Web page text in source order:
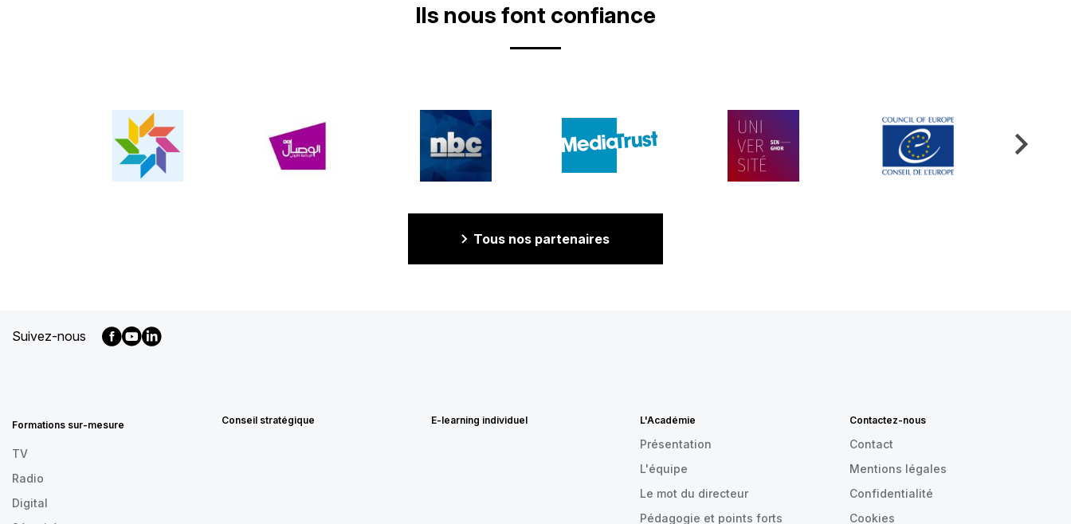
Ils nous font confiance
Tous nos partenaires
Suivez-nous
FR
Formations sur-mesure
TV
Radio
Digital
Conseil stratégique E-learning individuel L'Académie
Présentation
L'équipe
Le mot du directeur
Pédagogie et points forts
Contactez-nous
Contact
Mentions légales
Confidentialité
Cookies